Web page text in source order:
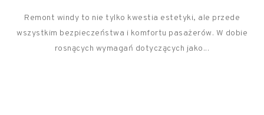
Remont windy to nie tylko kwestia estetyki, ale przede
wszystkim bezpieczeństwa i komfortu pasażerów. W dobie
rosnących wymagań dotyczących jako...